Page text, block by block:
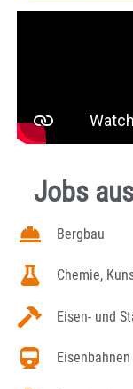
Jobs
Bergbau
Chemie,
Eisen- und
Eisenbahnen